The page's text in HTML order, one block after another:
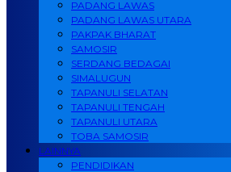
PADANG LAWAS
PADANG LAWAS UTARA
PAKPAK BHARAT
SAMOSIR
SERDANG BEDAGAI
SIMALUGUN
TAPANULI SELATAN
TAPANULI TENGAH
TAPANULI UTARA
TOBA SAMOSIR
LAINNYA
PENDIDIKAN